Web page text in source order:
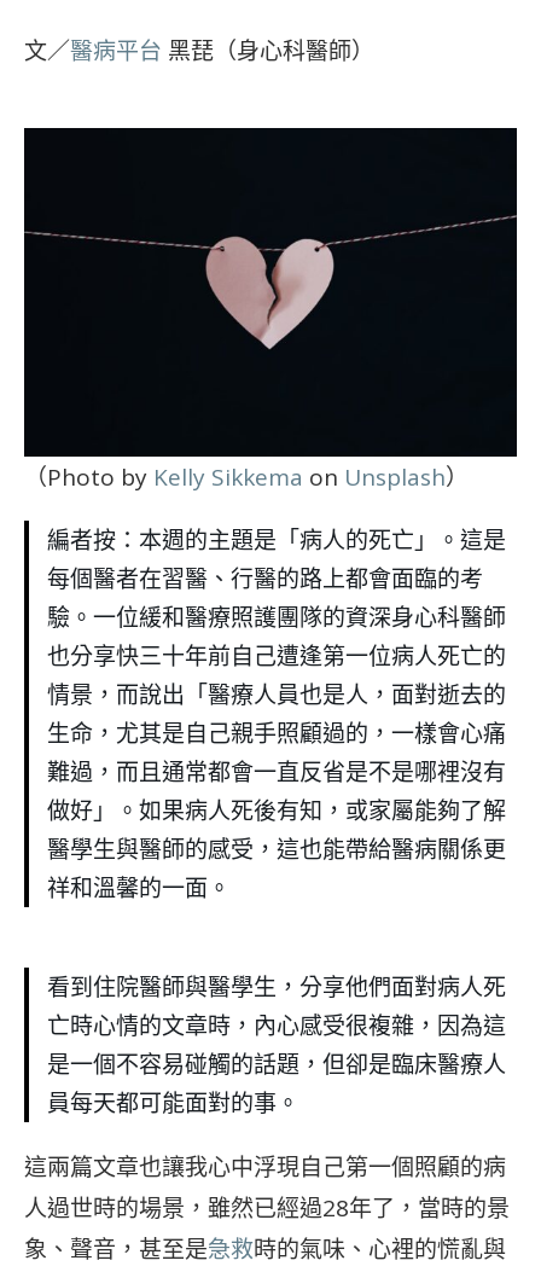
文／醫病平台 黑琵（身心科醫師）
（Photo by Kelly Sikkema on Unsplash）
編者按：本週的主題是「病人的死亡」。這是
每個醫者在習醫、行醫的路上都會面臨的考
驗。一位緩和醫療照護團隊的資深身心科醫師
也分享快三十年前自己遭逢第一位病人死亡的
情景，而說出「醫療人員也是人，面對逝去的
生命，尤其是自己親手照顧過的，一樣會心痛
難過，而且通常都會一直反省是不是哪裡沒有
做好」。如果病人死後有知，或家屬能夠了解
醫學生與醫師的感受，這也能帶給醫病關係更
祥和溫馨的一面。
看到住院醫師與醫學生，分享他們面對病人死
亡時心情的文章時，內心感受很複雜，因為這
是一個不容易碰觸的話題，但卻是臨床醫療人
員每天都可能面對的事。
這兩篇文章也讓我心中浮現自己第一個照顧的病
人過世時的場景，雖然已經過28年了，當時的景
象、聲音，甚至是急救時的氣味、心裡的慌亂與